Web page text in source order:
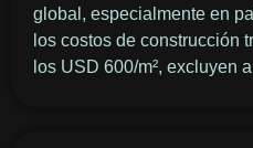
global, especialmente en
los costos de construcción
los USD 600/m², excluyen